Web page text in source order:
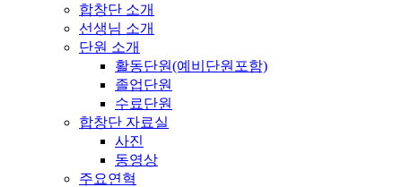
합창단 소개
선생님 소개
단원 소개
활동단원(예비단원포함)
졸업단원
수료단원
합창단 자료실
사진
동영상
주요연혁